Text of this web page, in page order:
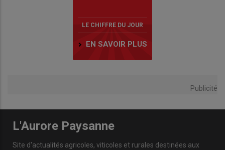
LE CHIFFRE DU JOUR
EN SAVOIR PLUS
Publicité
L'Aurore Paysanne
Site d'actualités agricoles, viticoles et rurales destinées aux